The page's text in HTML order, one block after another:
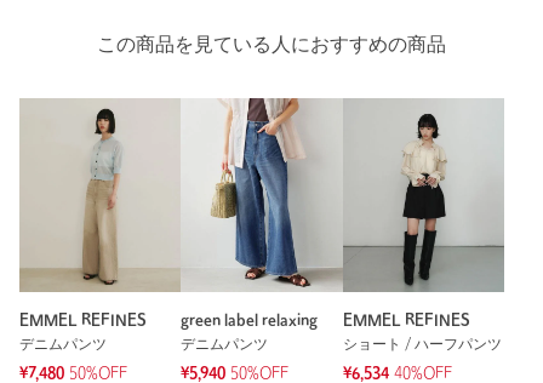
この商品を見ている人におすすめの商品
EMMEL REFINES
デニムパンツ
¥7,480 50%OFF
green label relaxing
デニムパンツ
¥5,940 50%OFF
EMMEL REFINES
ショート / ハーフパンツ
¥6,534 40%OFF